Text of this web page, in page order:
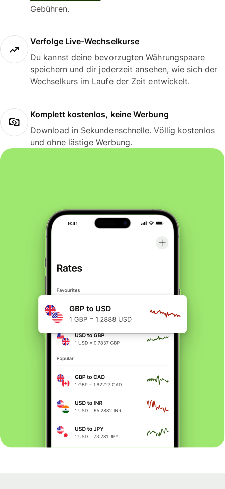
Gebühren.
Verfolge Live-Wechselkurse
Du kannst deine bevorzugten Währungspaare
speichern und dir jederzeit ansehen, wie sich der
Wechselkurs im Laufe der Zeit entwickelt.
Komplett kostenlos, keine Werbung
Download in Sekundenschnelle. Völlig kostenlos
und ohne lästige Werbung.